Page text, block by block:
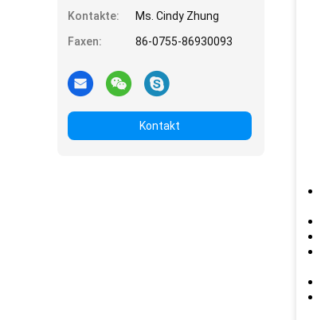
Kontakte:
Ms. Cindy Zhung
Faxen:
86-0755-86930093
Kontakt